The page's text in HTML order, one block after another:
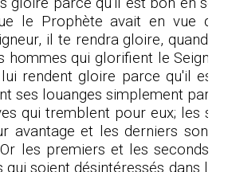
le Prophète avait en vue
il te rendra gloire, quand
hommes qui glorifient le
rendent gloire parce qu'il est
ses louanges simplement
qui tremblent pour eux; les
avantage et les derniers sont
les premiers et les seconds
qui soient désintéressés dans